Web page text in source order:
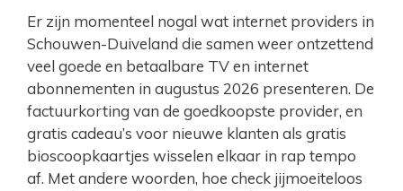
Er zijn momenteel nogal wat internet providers in
Schouwen-Duiveland die samen weer ontzettend
veel goede en betaalbare TV en internet
abonnementen in augustus 2026 presenteren. De
factuurkorting van de goedkoopste provider, en
gratis cadeau’s voor nieuwe klanten als gratis
bioscoopkaartjes wisselen elkaar in rap tempo
af. Met andere woorden, hoe check jijmoeiteloos